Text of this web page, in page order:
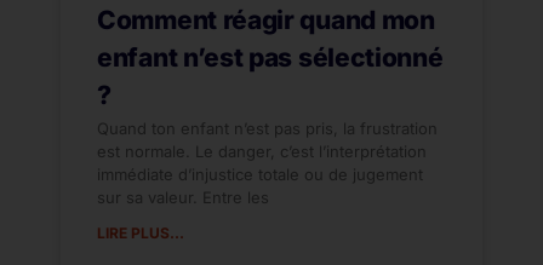
Comment réagir quand mon
enfant n’est pas sélectionné
?
Quand ton enfant n’est pas pris, la frustration
est normale. Le danger, c’est l’interprétation
immédiate d’injustice totale ou de jugement
sur sa valeur. Entre les
LIRE PLUS...